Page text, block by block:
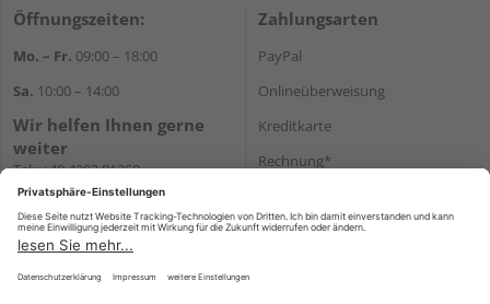
Öffnungszeiten:
Mo. – Fr. 09:00 – 18:00
Sa. 10:00 – 14:00
Wir helfen Ihnen gerne
weiter
Tel.:+49 4203 81350
E-Mail:shop@holz-
koehrmann.de
Zahlungsarten
PayPal
Onlineüberweisung
Kreditkarte
Rechnung*
Versand